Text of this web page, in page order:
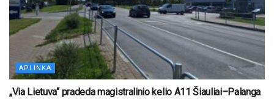
APLINKA
„Via Lietuva“ pradeda magistralinio kelio A11 Šiauliai–Palanga